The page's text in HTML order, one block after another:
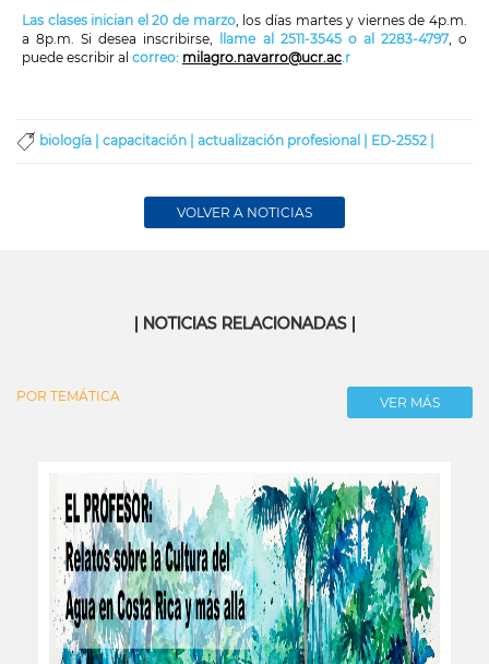
Las clases inician el 20 de marzo, los días martes y viernes de 4p.m.
a 8p.m. Si desea inscribirse, llame al 2511-3545 o al 2283-4797, o
puede escribir al correo: milagro.navarro@ucr.ac.r
biología | capacitación | actualización profesional | ED-2552 |
VOLVER A NOTICIAS
| NOTICIAS RELACIONADAS |
POR TEMÁTICA VER MÁS